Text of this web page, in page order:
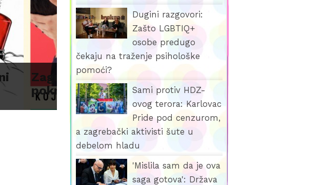
Dugini razgovori:
Zašto LGBTIQ+
osobe predugo
čekaju na traženje psihološke
pomoći?
Sami protiv HDZ-
ovog terora: Karlovac
Pride pod cenzurom,
a zagrebački aktivisti šute u
debelom hladu
'Mislila sam da je ova
saga gotova': Država